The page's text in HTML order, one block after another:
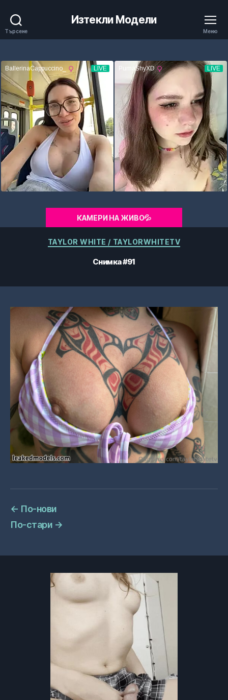
Търсене
Изтекли Модели
Меню
КАМЕРИ НА ЖИВО💦
Категории
TAYLOR WHITE / TAYLORWHITETV
Снимка #91
← По-нови
По-стари →